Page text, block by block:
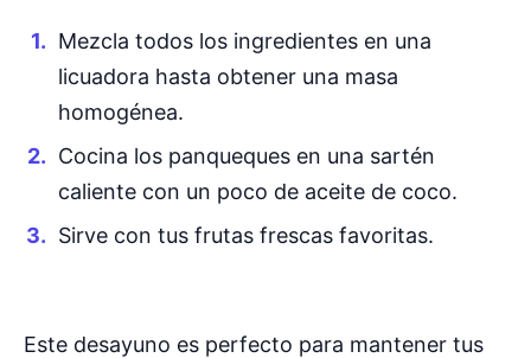
Mezcla todos los ingredientes en una
licuadora hasta obtener una masa
homogénea.
Cocina los panqueques en una sartén
caliente con un poco de aceite de coco.
Sirve con tus frutas frescas favoritas.
Este desayuno es perfecto para mantener tus